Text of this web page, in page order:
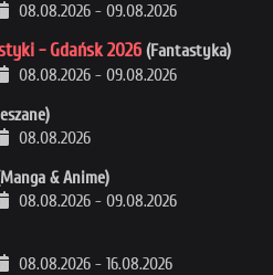
08.08.2026 - 09.08.2026
- Gdańsk 2026 (Fantastyka)
08.08.2026 - 09.08.2026
08.08.2026
& Anime)
08.08.2026 - 09.08.2026
08.08.2026 - 16.08.2026